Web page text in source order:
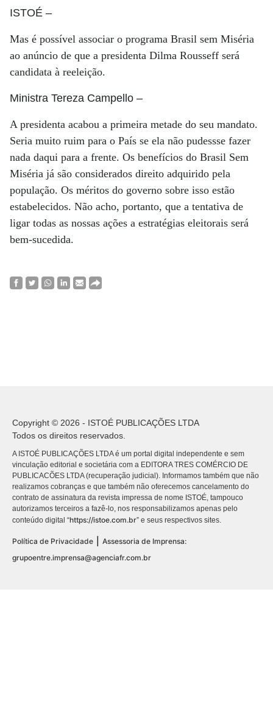
ISTOÉ –
Mas é possível associar o programa Brasil sem Miséria
ao anúncio de que a presidenta Dilma Rousseff será
candidata à reeleição.
Ministra Tereza Campello –
A presidenta acabou a primeira metade do seu mandato.
Seria muito ruim para o País se ela não pudessse fazer
nada daqui para a frente. Os benefícios do Brasil Sem
Miséria já são considerados direito adquirido pela
população. Os méritos do governo sobre isso estão
estabelecidos. Não acho, portanto, que a tentativa de
ligar todas as nossas ações a estratégias eleitorais será
bem-sucedida.
Copyright © 2026 - ISTOÉ PUBLICAÇÕES LTDA
Todos os direitos reservados.
A ISTOÉ PUBLICAÇÕES LTDA é um portal digital independente e sem
vinculação editorial e societária com a EDITORA TRES COMÉRCIO DE
PUBLICACÕES LTDA (recuperação judicial). Informamos também que não
realizamos cobranças e que também não oferecemos cancelamento do
contrato de assinatura da revista impressa de nome ISTOÉ, tampouco
autorizamos terceiros a fazê-lo, nos responsabilizamos apenas pelo
conteúdo digital “https://istoe.com.br” e seus respectivos sites.
Política de Privacidade
Assessoria de Imprensa:
grupoentre.imprensa@agenciafr.com.br